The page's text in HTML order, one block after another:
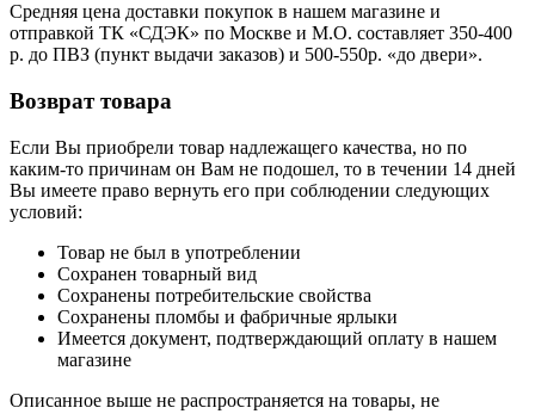
Средняя цена доставки покупок в нашем магазине и
отправкой ТК «СДЭК» по Москве и М.О. составляет 350-400
р. до ПВЗ (пункт выдачи заказов) и 500-550р. «до двери».
Возврат товара
Если Вы приобрели товар надлежащего качества, но по
каким-то причинам он Вам не подошел, то в течении 14 дней
Вы имеете право вернуть его при соблюдении следующих
условий:
Товар не был в употреблении
Сохранен товарный вид
Сохранены потребительские свойства
Сохранены пломбы и фабричные ярлыки
Имеется документ, подтверждающий оплату в нашем
магазине
Описанное выше не распространяется на товары, не